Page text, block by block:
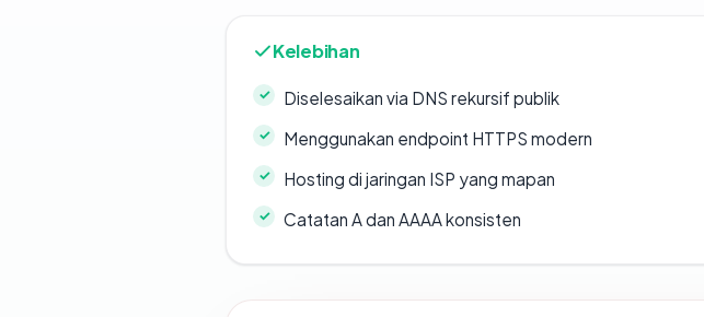
Kelebihan
Diselesaikan via DNS rekursif publik
Menggunakan endpoint HTTPS modern
Hosting di jaringan ISP yang mapan
Catatan A dan AAAA konsisten